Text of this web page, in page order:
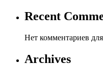
Recent
Нет комментариев
Archives